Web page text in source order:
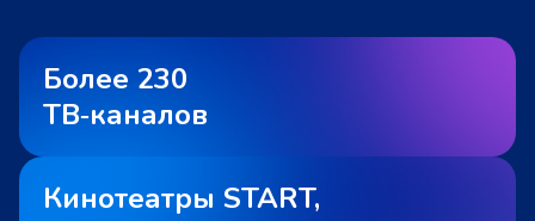
Более 230
ТВ‑каналов
Кинотеатры START,